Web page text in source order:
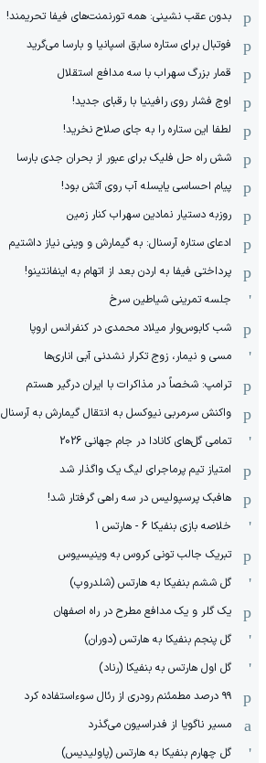
بدون عقب نشینی: همه تورنمنت‌های فیفا تحریمند!
فوتبال برای ستاره سابق اسپانیا و بارسا می‌گرید
قمار بزرگ سهراب با سه مدافع استقلال
اوج فشار روی رافینیا با رقبای جدید!
لطفا این ستاره را به جای صلاح نخرید!
شش راه حل فلیک برای عبور از بحران جدی بارسا
پیام احساسی یایسله آب روی آتش بود!
روزبه دستیار نمادین سهراب کنار زمین
ادعای ستاره آرسنال: به گیمارش و وینی نیاز داشتیم
پرداختی فیفا به اردن بعد از اتهام به اینفانتینو!
جلسه تمرینی شیاطین سرخ
شب کابوس‌وار میلاد محمدی در کنفرانس اروپا
مسی و نیمار، زوج تکرار نشدنی آبی اناری‌ها
ترامپ: شخصاً در مذاکرات با ایران درگیر هستم
واکنش سرمربی نیوکسل به انتقال گیمارش به آرسنال
تمامی گل‌های کانادا در جام جهانی 2026
امتیاز تیم پرماجرای لیگ یک واگذار شد
هافبک پرسپولیس در سه راهی گرفتار شد!
خلاصه بازی بنفیکا 6 - هارتس 1
تبریک جالب تونی کروس به وینیسیوس
گل ششم بنفیکا به هارتس (شلدروپ)
یک گلر و یک مدافع مطرح در راه اصفهان
گل پنجم بنفیکا به هارتس (دوران)
گل اول هارتس به بنفیکا (رناد)
۹۹ درصد مطمئنم رودری از رئال سوءاستفاده کرد
مسیر ناگویا از فدراسیون می‌گذرد
گل چهارم بنفیکا به هارتس (پاولیدیس)